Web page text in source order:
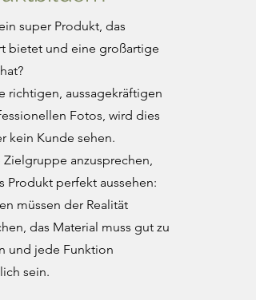
super Produkt, das
bietet und eine großartige
richtigen, aussagekräftigen
Fotos, wird dies
kein Kunde sehen.
Zielgruppe anzusprechen,
Produkt perfekt aussehen:
müssen der Realität
das Material muss gut zu
und jede Funktion
sein.